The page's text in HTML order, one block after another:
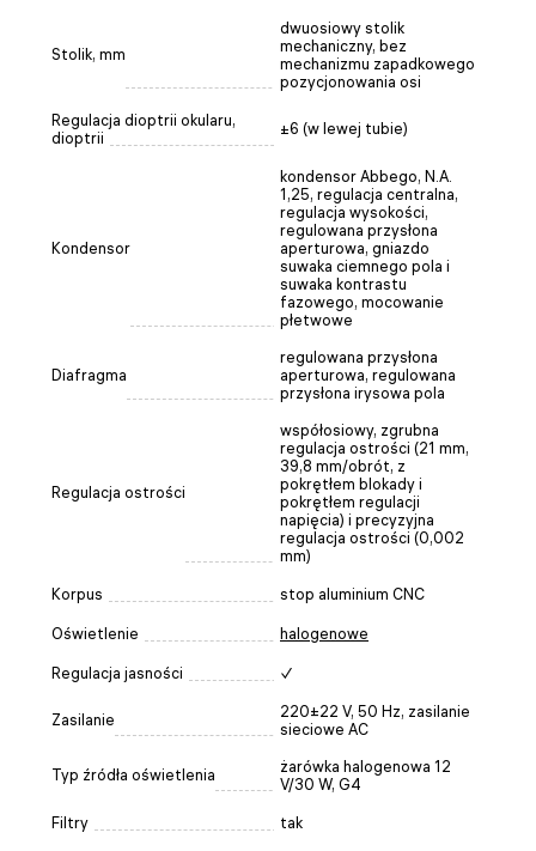
Stolik, mm
dwuosiowy stolik
mechaniczny, bez
mechanizmu zapadkowego
pozycjonowania osi
Regulacja dioptrii okularu,
dioptrii
±6 (w lewej tubie)
Kondensor
kondensor Abbego, N.A.
1,25, regulacja centralna,
regulacja wysokości,
regulowana przysłona
aperturowa, gniazdo
suwaka ciemnego pola i
suwaka kontrastu
fazowego, mocowanie
płetwowe
Diafragma
regulowana przysłona
aperturowa, regulowana
przysłona irysowa pola
Regulacja ostrości
współosiowy, zgrubna
regulacja ostrości (21 mm,
39,8 mm/obrót, z
pokrętłem blokady i
pokrętłem regulacji
napięcia) i precyzyjna
regulacja ostrości (0,002
mm)
Korpus stop aluminium CNC
Oświetlenie halogenowe
Regulacja jasności ✓
Zasilanie
220±22 V, 50 Hz, zasilanie
sieciowe AC
Typ źródła oświetlenia
żarówka halogenowa 12
V/30 W, G4
Filtry tak